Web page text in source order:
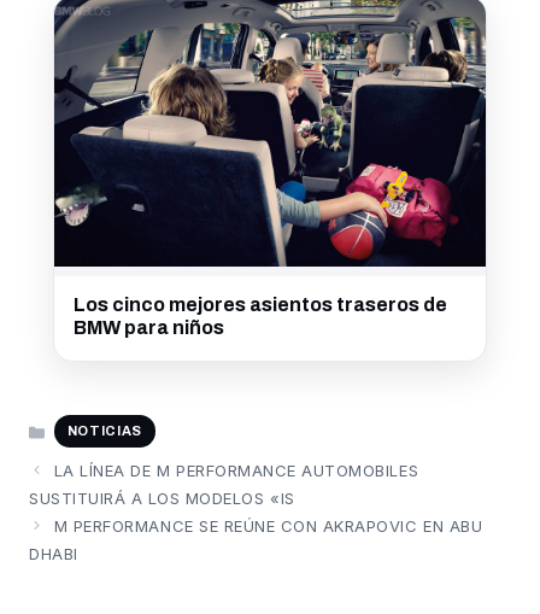
Los cinco mejores asientos traseros de
BMW para niños
CATEGORÍAS
NOTICIAS
LA LÍNEA DE M PERFORMANCE AUTOMOBILES
SUSTITUIRÁ A LOS MODELOS «IS
M PERFORMANCE SE REÚNE CON AKRAPOVIC EN ABU
DHABI